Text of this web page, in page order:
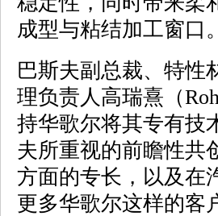
成型与粘结加工窗口。
巴斯夫副总裁、特性
理负责人高瑞熹（
持华歌尔将其专有技
夫所重视的前瞻性共
方面的专长，以及在
更多华歌尔这样的客